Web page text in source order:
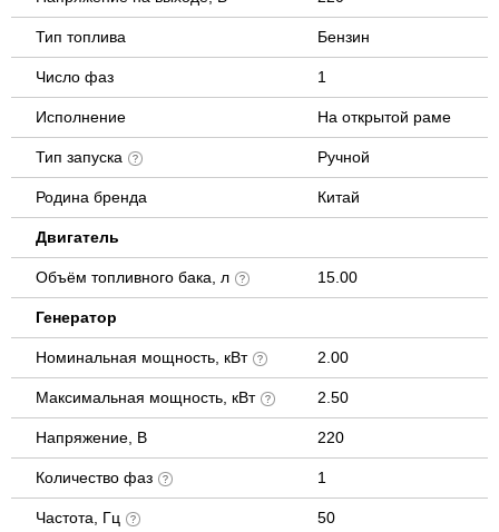
Тип топлива Бензин
Число фаз 1
Исполнение На открытой раме
Тип запуска Ручной
Родина бренда Китай
Двигатель
Объём топливного бака, л 15.00
Генератор
Номинальная мощность, кВт 2.00
Максимальная мощность, кВт 2.50
Напряжение, В 220
Количество фаз 1
Частота, Гц 50